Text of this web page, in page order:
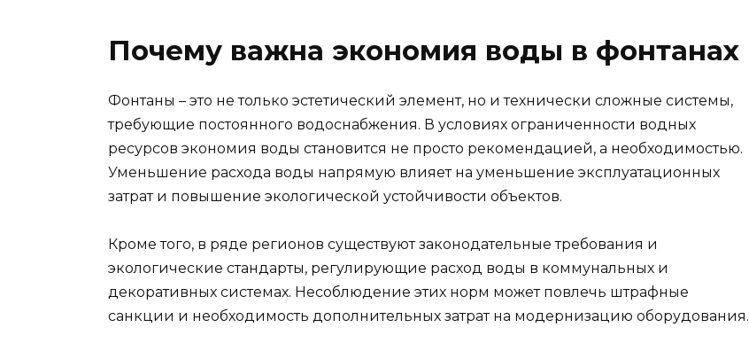
Почему важна экономия воды в фонтанах
Фонтаны – это не только эстетический элемент, но и технически сложные системы,
требующие постоянного водоснабжения. В условиях ограниченности водных
ресурсов экономия воды становится не просто рекомендацией, а необходимостью.
Уменьшение расхода воды напрямую влияет на уменьшение эксплуатационных
затрат и повышение экологической устойчивости объектов.
Кроме того, в ряде регионов существуют законодательные требования и
экологические стандарты, регулирующие расход воды в коммунальных и
декоративных системах. Несоблюдение этих норм может повлечь штрафные
санкции и необходимость дополнительных затрат на модернизацию оборудования.